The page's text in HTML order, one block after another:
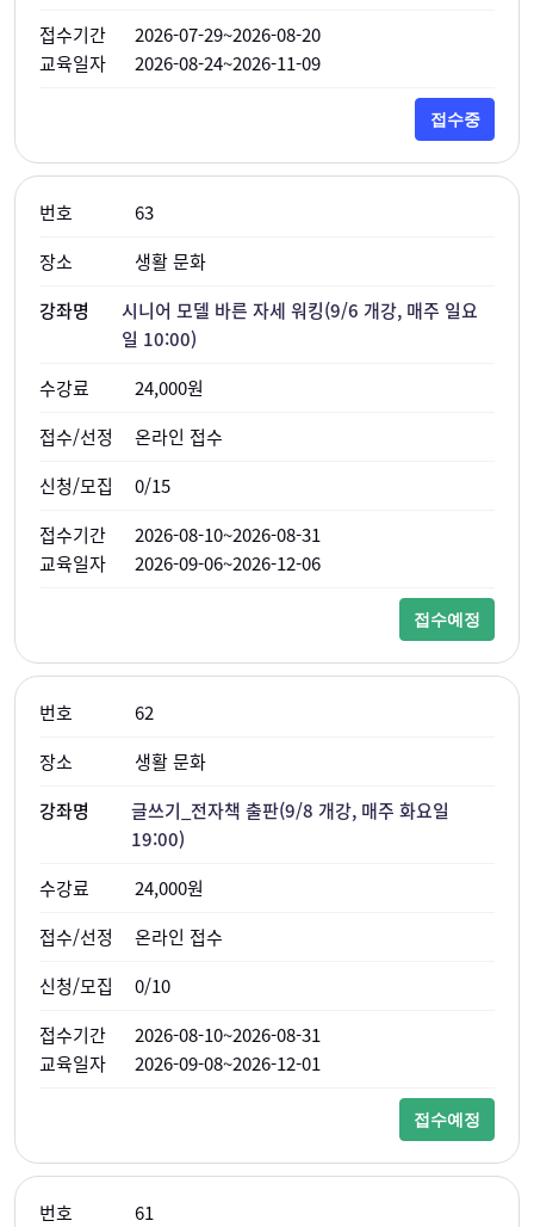
2026-07-29~2026-08-20
2026-08-24~2026-11-09
접수중
63
생활 문화
시니어 모델 바른 자세 워킹(9/6 개강, 매주 일요
일 10:00)
24,000원
온라인 접수
0/15
2026-08-10~2026-08-31
2026-09-06~2026-12-06
접수예정
62
생활 문화
글쓰기_전자책 출판(9/8 개강, 매주 화요일
19:00)
24,000원
온라인 접수
0/10
2026-08-10~2026-08-31
2026-09-08~2026-12-01
접수예정
61